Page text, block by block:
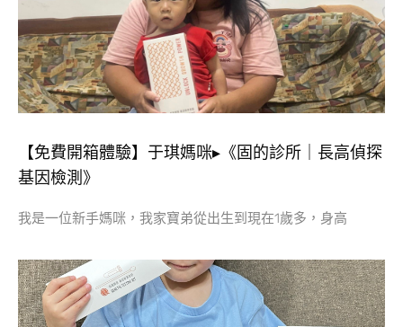
【免費開箱體驗】于琪媽咪▸《固的診所｜長高偵探
基因檢測》
我是一位新手媽咪，我家寶弟從出生到現在1歲多，身高